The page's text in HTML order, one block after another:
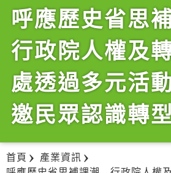
呼應歷史省思
行政院人權及
處透過多元活
邀民眾認識轉
首頁
產業資訊